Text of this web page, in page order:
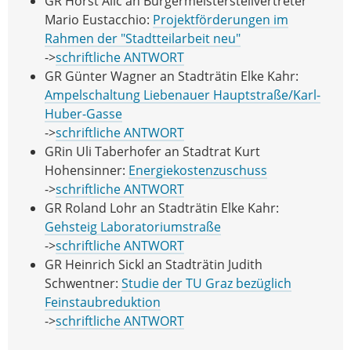
Mario Eustacchio: Projektförderungen im
Rahmen der "Stadtteilarbeit neu"
->schriftliche ANTWORT
GR Günter Wagner an Stadträtin Elke Kahr:
Ampelschaltung Liebenauer Hauptstraße/Karl-
Huber-Gasse
->schriftliche ANTWORT
GRin Uli Taberhofer an Stadtrat Kurt
Hohensinner: Energiekostenzuschuss
->schriftliche ANTWORT
GR Roland Lohr an Stadträtin Elke Kahr:
Gehsteig Laboratoriumstraße
->schriftliche ANTWORT
GR Heinrich Sickl an Stadträtin Judith
Schwentner: Studie der TU Graz bezüglich
Feinstaubreduktion
->schriftliche ANTWORT